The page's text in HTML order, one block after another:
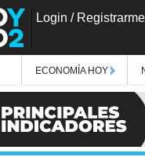
Login / Registrarme
ECONOMÍA HOY